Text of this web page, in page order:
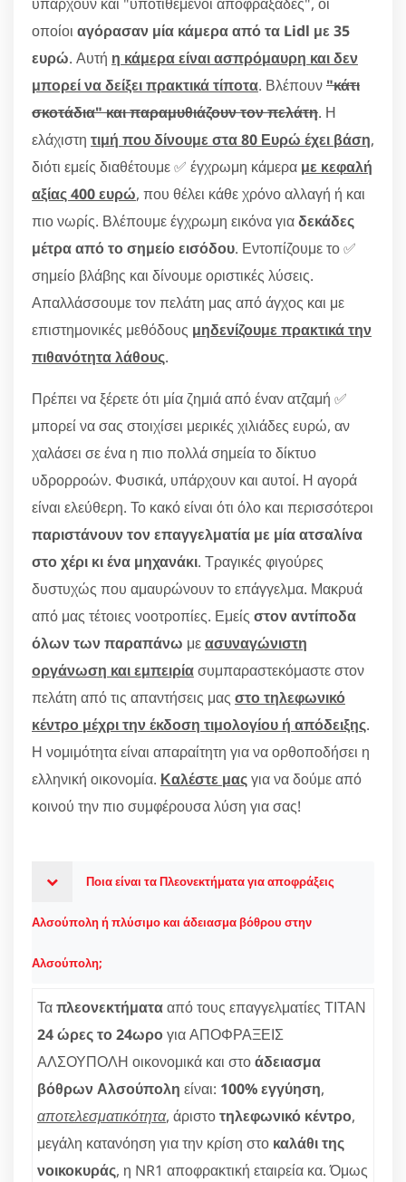
οποίοι αγόρασαν μία κάμερα από τα Lidl με 35
ευρώ. Αυτή η κάμερα είναι ασπρόμαυρη και δεν
μπορεί να δείξει πρακτικά τίποτα. Βλέπουν"κάτι
σκοτάδια" και παραμυθιάζουν τον πελάτη. Η
ελάχιστη τιμή που δίνουμε στα 80 Ευρώ έχει βάση,
διότι εμείς διαθέτουμε ✅ έγχρωμη κάμερα με κεφαλή
αξίας 400 ευρώ, που θέλει κάθε χρόνο αλλαγή ή και
πιο νωρίς. Βλέπουμε έγχρωμη εικόνα γιαδεκάδες
μέτρα από το σημείο εισόδου. Εντοπίζουμε το ✅
σημείο βλάβης και δίνουμε οριστικές λύσεις.
Απαλλάσσουμε τον πελάτη μας από άγχος και με
επιστημονικές μεθόδους μηδενίζουμε πρακτικά την
πιθανότητα λάθους.
Πρέπει να ξέρετε ότι μία ζημιά από έναν ατζαμή ✅
μπορεί να σας στοιχίσει μερικές χιλιάδες ευρώ, αν
χαλάσει σε ένα η πιο πολλά σημεία το δίκτυο
υδρορροών. Φυσικά, υπάρχουν και αυτοί. Η αγορά
είναι ελεύθερη. Το κακό είναι ότι όλο και περισσότεροι
παριστάνουν τον επαγγελματία με μία ατσαλίνα
στο χέρι κι ένα μηχανάκι. Τραγικές φιγούρες
δυστυχώς που αμαυρώνουν το επάγγελμα. Μακρυά
από μας τέτοιες νοοτροπίες. Εμείς στον αντίποδα
όλων των παραπάνω μεασυναγώνιστη
οργάνωση και εμπειρίασυμπαραστεκόμαστε στον
πελάτη από τις απαντήσεις μας στο τηλεφωνικό
κέντρο μέχρι την έκδοση τιμολογίου ή απόδειξης.
Η νομιμότητα είναι απαραίτητη για να ορθοποδήσει η
ελληνική οικονομία. Καλέστε μαςγια να δούμε από
κοινού την πιο συμφέρουσα λύση για σας!
Ποια είναι τα Πλεονεκτήματα για αποφράξεις
Αλσούπολη ή πλύσιμο και άδειασμα βόθρου στην
Αλσούπολη;
Ταπλεονεκτήματααπό τους επαγγελματίες ΤΙΤΑΝ
24 ώρες το 24ωρογια ΑΠΟΦΡΑΞΕΙΣ
ΑΛΣΟΥΠΟΛΗ οικονομικά και στοάδειασμα
βόθρων Αλσούπολη είναι: 100% εγγύηση,
αποτελεσματικότητα, άριστοτηλεφωνικό κέντρο,
μεγάλη κατανόηση για την κρίση στο καλάθι της
νοικοκυράς, η NR1 αποφρακτική εταιρεία κα. Όμως